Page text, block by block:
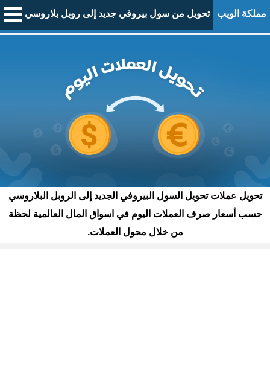
مملكة الويب تحويل من سول بيروفي جديد إلى روبل بلاروسي
تحويل عملات تحويل السول البيروفي الجديد إلى الروبل البلاروسي
حسب أسعار صرف العملات اليوم في اسواق المال العالمية لحظة
من خلال محول العملات.